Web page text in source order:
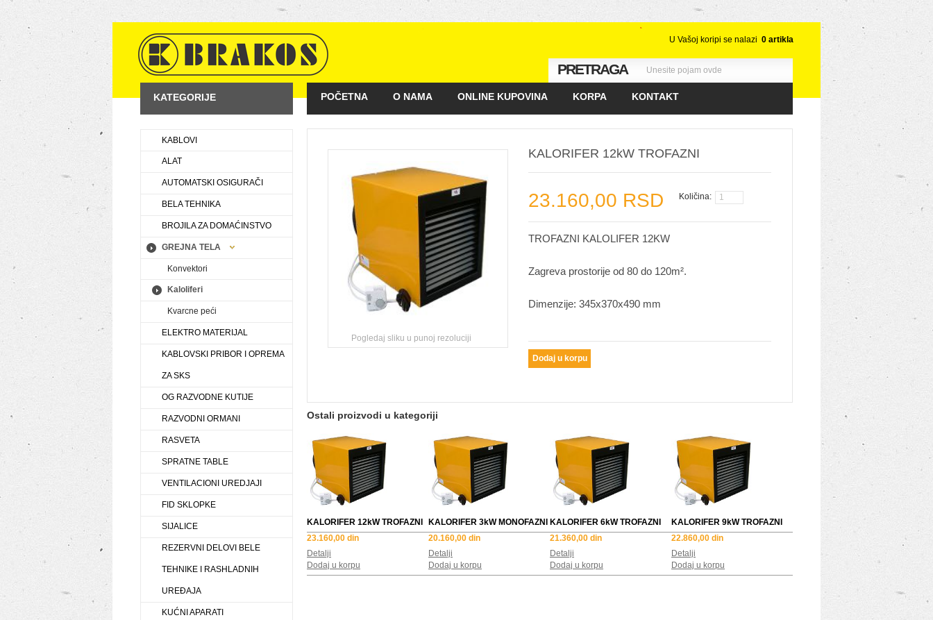
U Vašoj koripi se nalazi 0 artikla
PRETRAGA
POČETNA O NAMA ONLINE KUPOVINA KORPA KONTAKT
KAKO KUPOVATI GALERIJA POSLOVNI PARTNERI
KATEGORIJE
KABLOVI
ALAT
AUTOMATSKI OSIGURAČI
BELA TEHNIKA
BROJILA ZA DOMAĆINSTVO
GREJNA TELA
Konvektori
Kaloliferi
Kvarcne peći
ELEKTRO MATERIJAL
KABLOVSKI PRIBOR I OPREMA
ZA SKS
OG RAZVODNE KUTIJE
RAZVODNI ORMANI
RASVETA
SPRATNE TABLE
VENTILACIONI UREDJAJI
FID SKLOPKE
SIJALICE
REZERVNI DELOVI BELE
TEHNIKE I RASHLADNIH
UREĐAJA
KUĆNI APARATI
Pogledaj sliku u punoj rezoluciji
KALORIFER 12kW TROFAZNI
Količina:
23.160,00 RSD
TROFAZNI KALOLIFER 12KW
Zagreva prostorije od 80 do 120m².
Dimenzije: 345x370x490 mm
Ostali proizvodi u kategoriji
KALORIFER 12kW TROFAZNI
23.160,00 din
Detalji
Dodaj u korpu
KALORIFER 3kW MONOFAZNI
20.160,00 din
Detalji
Dodaj u korpu
KALORIFER 6kW TROFAZNI
21.360,00 din
Detalji
Dodaj u korpu
KALORIFER 9kW TROFAZNI
22.860,00 din
Detalji
Dodaj u korpu